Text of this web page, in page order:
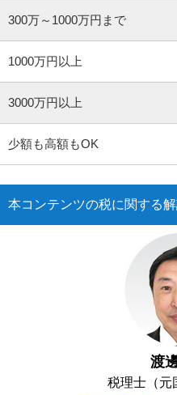
300万～1000万円まで
1000万円以上
3000万円以上
少額も高額もOK
本コンテンツの税に関する
渡
税理士（元